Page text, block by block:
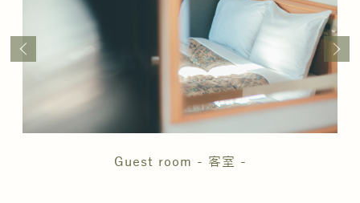
Guest room - 客室 -